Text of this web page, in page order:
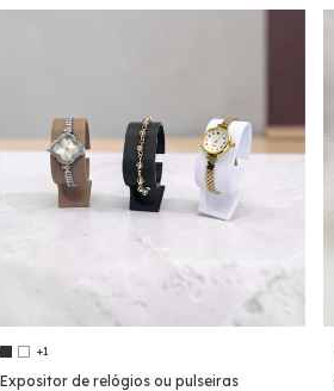
+1
Expositor de relógios ou pulseiras